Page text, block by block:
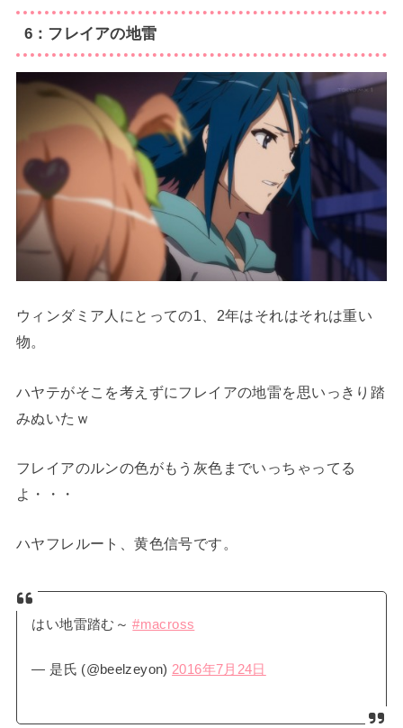
6：フレイアの地雷
ウィンダミア人にとっての1、2年はそれはそれは重い
物。
ハヤテがそこを考えずにフレイアの地雷を思いっきり踏
みぬいたｗ
フレイアのルンの色がもう灰色までいっちゃってる
よ・・・
ハヤフレルート、黄色信号です。
はい地雷踏む～#macross
— 是氏 (@beelzeyon) 2016年7月24日